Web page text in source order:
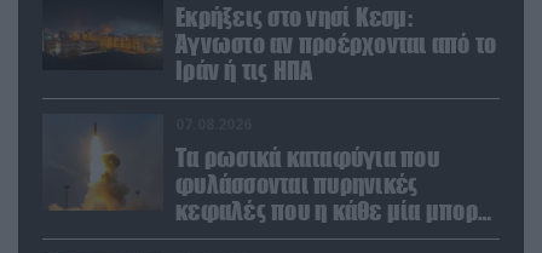
Εκρήξεις στο νησί Κεσμ:
Άγνωστο αν προέρχονται από το
Ιράν ή τις ΗΠΑ
Τα ρωσικά καταφύγια που
φυλάσσονται πυρηνικές
κεφαλές που η κάθε μία μπορεί
να καταστρέψει «μία